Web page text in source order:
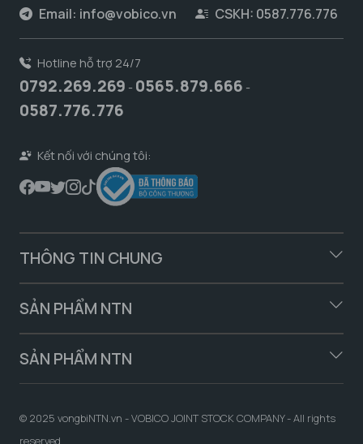
Email: info@vobico.vn CSKH: 0587.776.776
Hotline hỗ trợ 24/7
0792.269.269 - 0565.879.666 -
0587.776.776
Kết nối với chúng tôi:
THÔNG TIN CHUNG
SẢN PHẨM NTN
SẢN PHẨM NTN
© 2025 vongbiNTN.vn - VOBICO JOINT STOCK COMPANY - All rights
reserved